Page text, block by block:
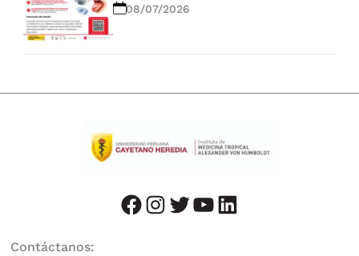
08/07/2026
facebook instagram twitter youtube LinkedIn
Contáctanos: